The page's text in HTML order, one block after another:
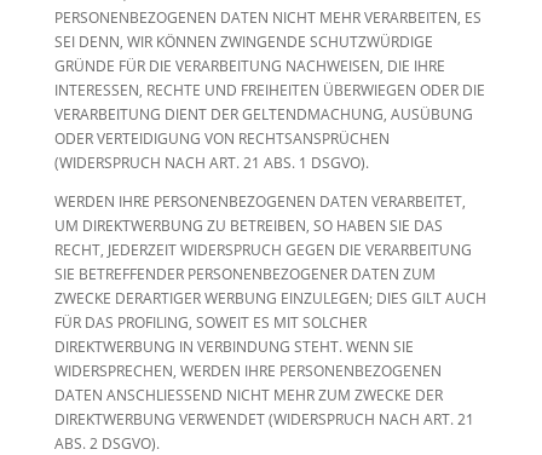
PERSONENBEZOGENEN DATEN NICHT MEHR VERARBEITEN, ES
SEI DENN, WIR KÖNNEN ZWINGENDE SCHUTZWÜRDIGE
GRÜNDE FÜR DIE VERARBEITUNG NACHWEISEN, DIE IHRE
INTERESSEN, RECHTE UND FREIHEITEN ÜBERWIEGEN ODER DIE
VERARBEITUNG DIENT DER GELTENDMACHUNG, AUSÜBUNG
ODER VERTEIDIGUNG VON RECHTSANSPRÜCHEN
(WIDERSPRUCH NACH ART. 21 ABS. 1 DSGVO).
WERDEN IHRE PERSONENBEZOGENEN DATEN VERARBEITET,
UM DIREKTWERBUNG ZU BETREIBEN, SO HABEN SIE DAS
RECHT, JEDERZEIT WIDERSPRUCH GEGEN DIE VERARBEITUNG
SIE BETREFFENDER PERSONENBEZOGENER DATEN ZUM
ZWECKE DERARTIGER WERBUNG EINZULEGEN; DIES GILT AUCH
FÜR DAS PROFILING, SOWEIT ES MIT SOLCHER
DIREKTWERBUNG IN VERBINDUNG STEHT. WENN SIE
WIDERSPRECHEN, WERDEN IHRE PERSONENBEZOGENEN
DATEN ANSCHLIESSEND NICHT MEHR ZUM ZWECKE DER
DIREKTWERBUNG VERWENDET (WIDERSPRUCH NACH ART. 21
ABS. 2 DSGVO).